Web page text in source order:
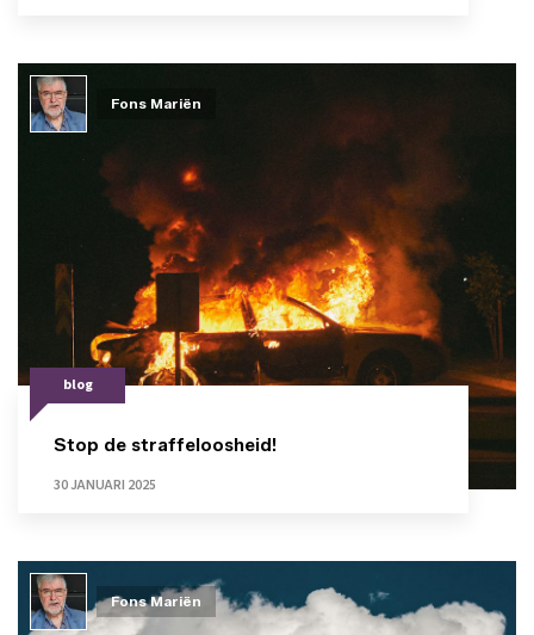
blog
Stop de straffeloosheid!
30 JANUARI 2025
Fons Mariën
Fons Mariën